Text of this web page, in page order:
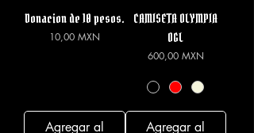
Donacion de 10 pesos.
Precio
10,00 MXN
Agregar al
CAMISETA OLYMPIA
OGL
Precio
600,00 MXN
Agregar al